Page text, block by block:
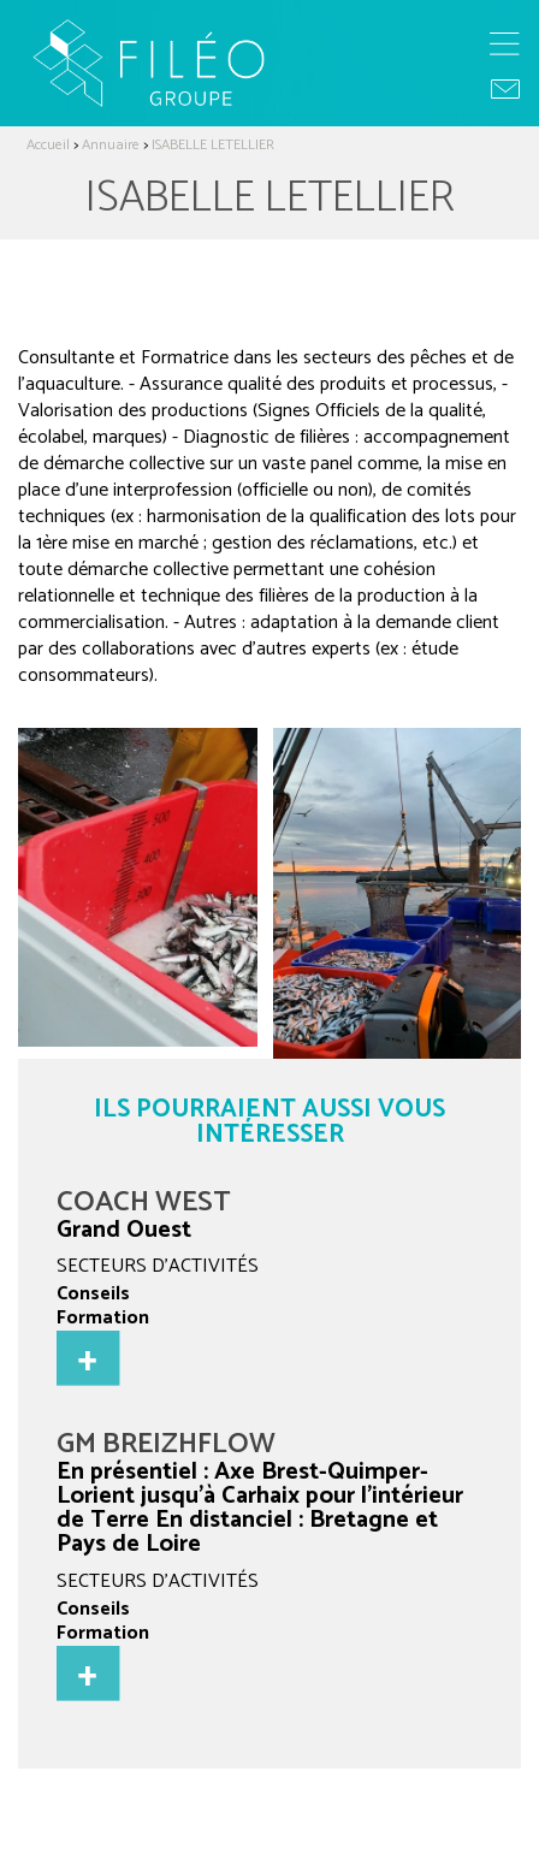
Accueil >Annuaire > ISABELLE LETELLIER
ISABELLE LETELLIER
Consultante et Formatrice dans les secteurs des pêches et de
l’aquaculture. - Assurance qualité des produits et processus, -
Valorisation des productions (Signes Officiels de la qualité,
écolabel, marques) - Diagnostic de filières : accompagnement
de démarche collective sur un vaste panel comme, la mise en
place d’une interprofession (officielle ou non), de comités
techniques (ex : harmonisation de la qualification des lots pour
la 1ère mise en marché ; gestion des réclamations, etc.) et
toute démarche collective permettant une cohésion
relationnelle et technique des filières de la production à la
commercialisation. - Autres : adaptation à la demande client
par des collaborations avec d’autres experts (ex : étude
consommateurs).
ILS POURRAIENT AUSSI VOUS
INTÉRESSER
COACH WEST
Grand Ouest
SECTEURS D'ACTIVITÉS
Conseils
Formation
GM BREIZHFLOW
En présentiel : Axe Brest-Quimper-
Lorient jusqu’à Carhaix pour l’intérieur
de Terre En distanciel : Bretagne et
Pays de Loire
SECTEURS D'ACTIVITÉS
Conseils
Formation